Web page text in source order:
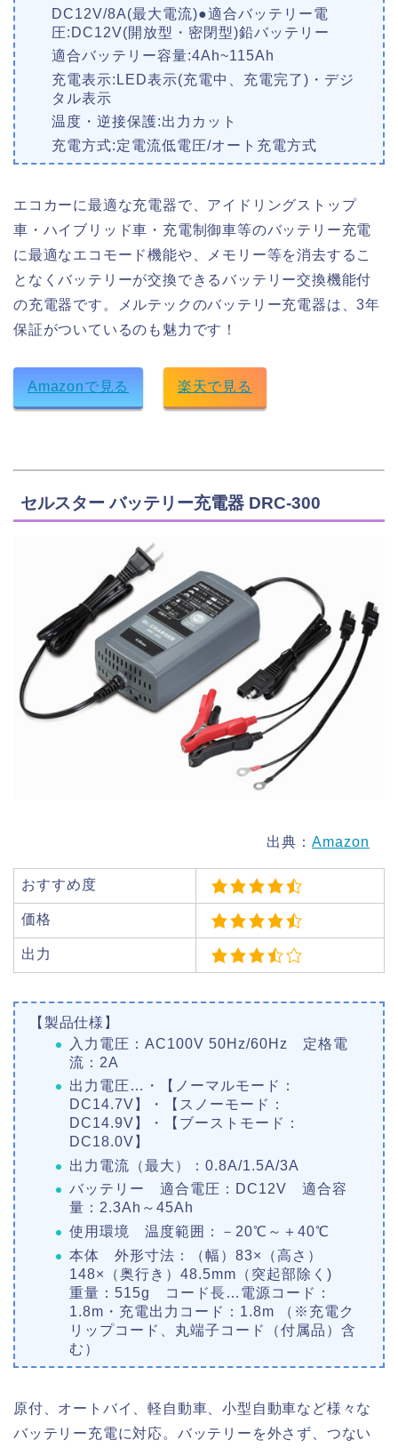
DC12V/8A(最大電流)●適合バッテリー電
圧:DC12V(開放型・密閉型)鉛バッテリー
適合バッテリー容量:4Ah~115Ah
充電表示:LED表示(充電中、充電完了)・デジ
タル表示
温度・逆接保護:出力カット
充電方式:定電流低電圧/オート充電方式
エコカーに最適な充電器で、アイドリングストップ
車・ハイブリッド車・充電制御車等のバッテリー充電
に最適なエコモード機能や、メモリー等を消去するこ
となくバッテリーが交換できるバッテリー交換機能付
の充電器です。メルテックのバッテリー充電器は、3年
保証がついているのも魅力です！
Amazonで見る 楽天で見る
セルスター バッテリー充電器 DRC-300
出典： Amazon
おすすめ度
価格
出力
【製品仕様】
入力電圧：AC100V 50Hz/60Hz 定格電
流：2A
出力電圧…・【ノーマルモード：
DC14.7V】・【スノーモード：
DC14.9V】・【ブーストモード：
DC18.0V】
出力電流（最大）：0.8A/1.5A/3A
バッテリー 適合電圧：DC12V 適合容
量：2.3Ah～45Ah
使用環境 温度範囲：－20℃～＋40℃
本体 外形寸法：（幅）83×（高さ）
148×（奥行き）48.5mm（突起部除く)
重量：515g コード長…電源コード：
1.8m・充電出力コード：1.8m （※充電ク
リップコード、丸端子コード（付属品）含
む）
原付、オートバイ、軽自動車、小型自動車など様々な
バッテリー充電に対応。バッテリーを外さず、つない